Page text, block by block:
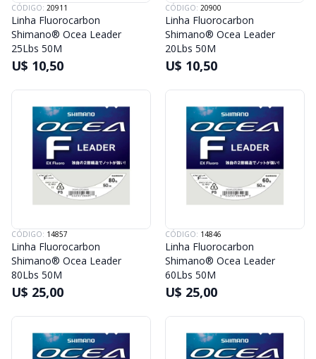
CÓDIGO: 20911
Linha Fluorocarbon
Shimano® Ocea Leader
25Lbs 50M
U$ 10,50
CÓDIGO: 20900
Linha Fluorocarbon
Shimano® Ocea Leader
20Lbs 50M
U$ 10,50
CÓDIGO: 14857
Linha Fluorocarbon
Shimano® Ocea Leader
80Lbs 50M
U$ 25,00
CÓDIGO: 14846
Linha Fluorocarbon
Shimano® Ocea Leader
60Lbs 50M
U$ 25,00